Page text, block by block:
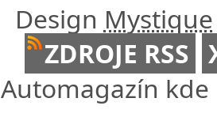
Design Mystique
ZDROJE RSS
Automagazín